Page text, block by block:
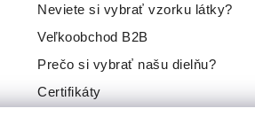
Neviete si vybrať vzorku látky?
Veľkoobchod B2B
Prečo si vybrať našu dielňu?
Certifikáty